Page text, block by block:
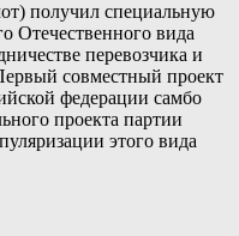
получил специальную
Отечественного вида
перевозчика и
совместный проект
федерации самбо
проекта партии
этого вида